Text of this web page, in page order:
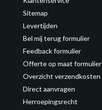
Sitemap
Levertijden
Bel mij terug formulier
Feedback formulier
Offerte op maat formulier
Overzicht verzendkosten
Direct aanvragen
Herroepingsrecht